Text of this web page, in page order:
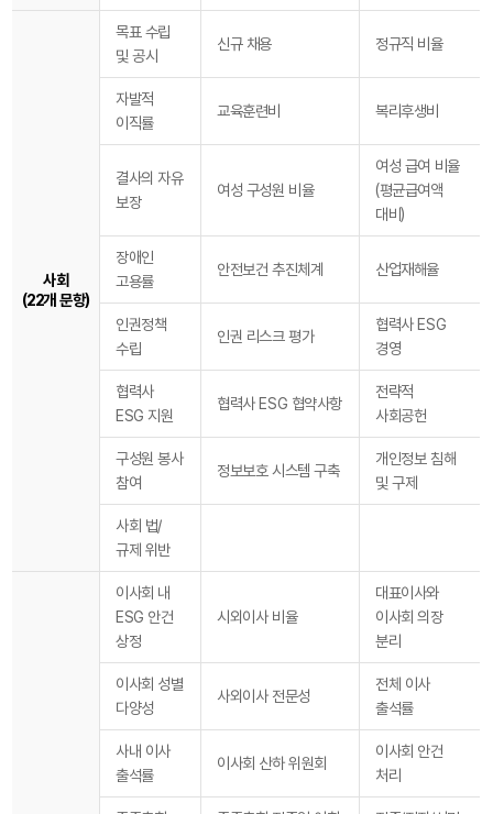
사회
(22개 문항)
목표 수립
및 공시
신규 채용 정규직 비율
자발적
이직률
교육훈련비 복리후생비
결사의 자유
보장
여성 구성원 비율
여성 급여 비율
(평균급여액
대비)
장애인
고용률
안전보건 추진체계 산업재해율
인권정책
수립
인권 리스크 평가
협력사 ESG
경영
협력사
ESG 지원
협력사 ESG 협약사항
전략적
사회공헌
구성원 봉사
참여
정보보호 시스템 구축
개인정보 침해
및 구제
사회 법/
규제 위반
이사회 내
ESG 안건
상정
시외이사 비율
대표이사와
이사회 의장
분리
이사회 성별
다양성
사외이사 전문성
전체 이사
출석률
사내 이사
출석률
이사회 산하 위원회
이사회 안건
처리